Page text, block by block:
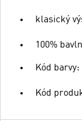
klasický
100%
Kód
Kód